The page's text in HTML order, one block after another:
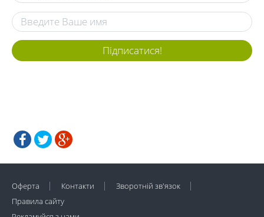
Підписатися!
Оферта Контакти
Зворотній зв'язок
Правила сайту